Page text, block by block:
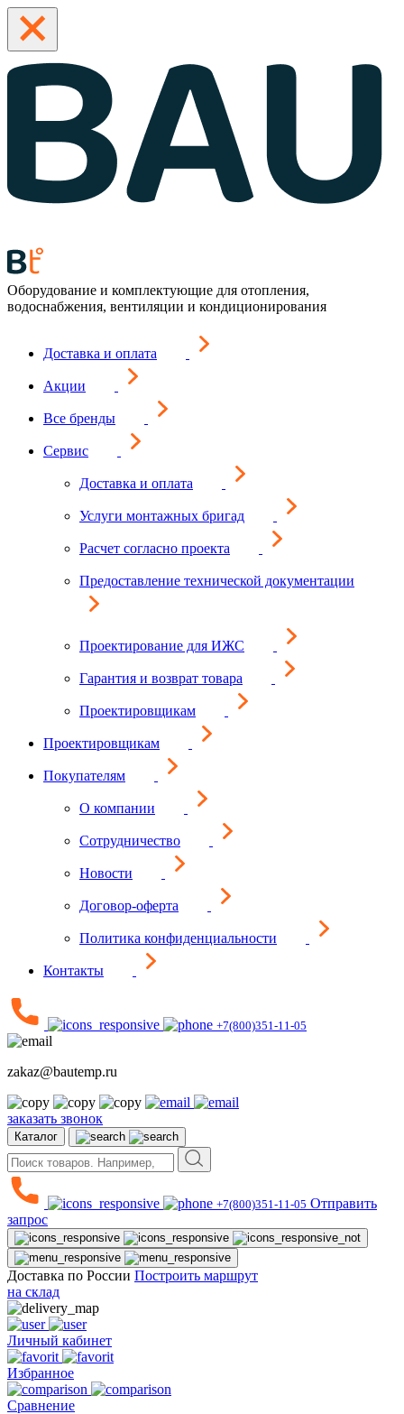
Оборудование и комплектующие для отопления,
водоснабжения, вентиляции и кондиционирования
Доставка и оплата
Акции
Все бренды
Сервис
Доставка и оплата
Услуги монтажных бригад
Расчет согласно проекта
Предоставление технической документации
Проектирование для ИЖС
Гарантия и возврат товара
Проектировщикам
Проектировщикам
Покупателям
О компании
Сотрудничество
Новости
Договор-оферта
Политика конфиденциальности
Контакты
+7(800)351-11-05
zakaz@bautemp.ru
заказать звонок
Каталог
+7(800)351-11-05 Отправить
запрос
Доставка по России Построить маршрут
на склад
Личный кабинет
Избранное
Сравнение